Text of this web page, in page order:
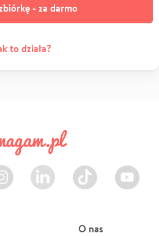
- za darmo
to działa?
LinkedIn TikTok Youtube
O nas